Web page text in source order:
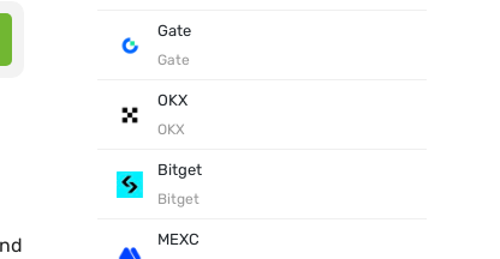
Gate
Gate
OKX
OKX
Bitget
Bitget
MEXC